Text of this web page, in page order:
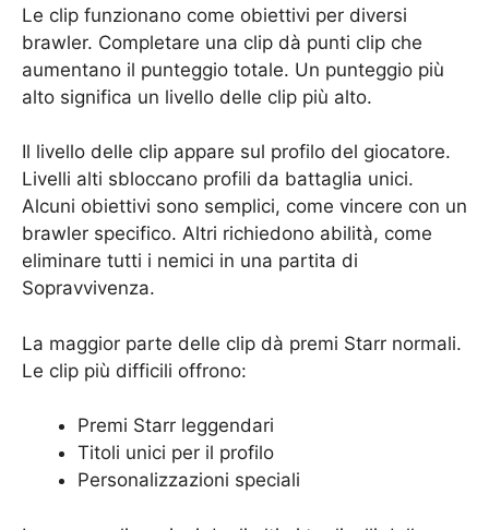
Le clip funzionano come obiettivi per diversi
brawler. Completare una clip dà punti clip che
aumentano il punteggio totale. Un punteggio più
alto significa un livello delle clip più alto.
Il livello delle clip appare sul profilo del giocatore.
Livelli alti sbloccano profili da battaglia unici.
Alcuni obiettivi sono semplici, come vincere con un
brawler specifico. Altri richiedono abilità, come
eliminare tutti i nemici in una partita di
Sopravvivenza.
La maggior parte delle clip dà premi Starr normali.
Le clip più difficili offrono:
Premi Starr leggendari
Titoli unici per il profilo
Personalizzazioni speciali